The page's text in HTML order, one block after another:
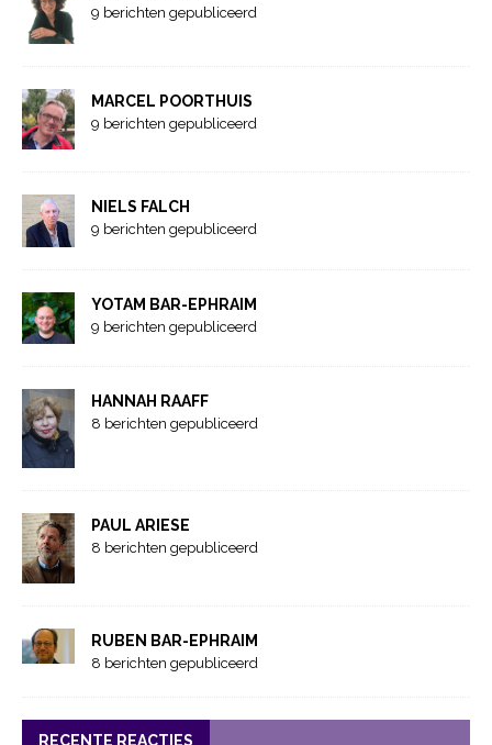
9 berichten gepubliceerd
MARCEL POORTHUIS
9 berichten gepubliceerd
NIELS FALCH
9 berichten gepubliceerd
YOTAM BAR-EPHRAIM
9 berichten gepubliceerd
HANNAH RAAFF
8 berichten gepubliceerd
PAUL ARIESE
8 berichten gepubliceerd
RUBEN BAR-EPHRAIM
8 berichten gepubliceerd
RECENTE REACTIES